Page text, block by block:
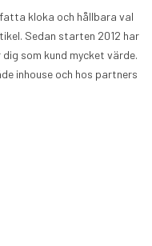
kloka och hållbara val
Sedan starten 2012 har
som kund mycket värde.
inhouse och hos partners